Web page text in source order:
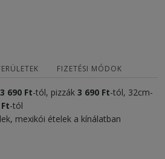
FIZETÉSI MÓDOK
3 690 Ft-tól, pizzák 3 690 Ft-tól, 32cm-
-tól
mexikói ételek a kínálatban